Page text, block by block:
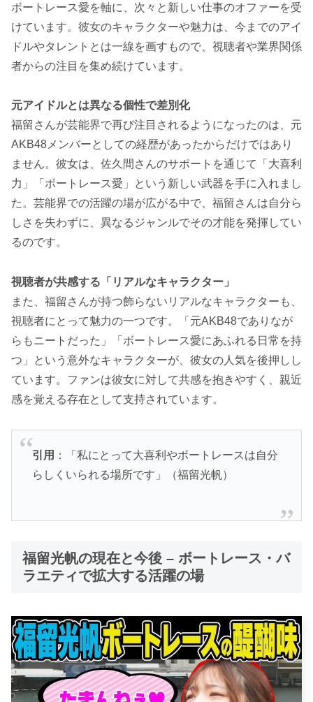
ボートレース愛を軸に、次々と新しい仕事のオファーを受
けています。彼女のキャラクターや魅力は、今までのアイ
ドルやタレントとは一線を画すもので、視聴者や業界関係
者からの注目を集め続けています。
元アイドルとは異なる個性で差別化
福留さんが芸能界で再び注目されるようになったのは、元
AKB48メンバーとしての経歴があったからだけではあり
ません。彼女は、佐久間さんのサポートを通じて「大喜利
力」「ボートレース愛」という新しい武器を手に入れまし
た。芸能界での活躍の場が広がる中で、福留さんは自分ら
しさを失わずに、異なるジャンルでその才能を発揮してい
るのです。
視聴者が共感する「リアルなキャラクター」
また、福留さんが持つ飾らないリアルなキャラクターも、
視聴者にとって魅力の一つです。「元AKB48でありなが
らもニートだった」「ボートレース愛にあふれる日常を持
つ」という意外なキャラクターが、彼女の人気を後押しし
ています。ファンは彼女に対して共感を抱きやすく、親近
感を覚える存在として支持されています。
引用 ：「私にとって大喜利やボートレースは自分
らしくいられる場所です」（福留光帆）
福留光帆の現在と今後 – ボートレース・バ
ラエティで拡大する活躍の場